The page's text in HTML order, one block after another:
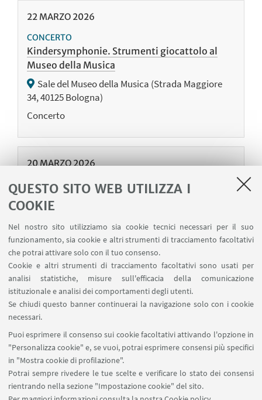
QUESTO SITO WEB UTILIZZA I
COOKIE
Nel nostro sito utilizziamo sia cookie tecnici necessari per il suo
funzionamento, sia cookie e altri strumenti di tracciamento facoltativi
che potrai attivare solo con il tuo consenso.
Cookie e altri strumenti di tracciamento facoltativi sono usati per
analisi statistiche, misure sull'efficacia della comunicazione
istituzionale e analisi dei comportamenti degli utenti.
Se chiudi questo banner continuerai la navigazione solo con i cookie
necessari.
Puoi esprimere il consenso sui cookie facoltativi attivando l'opzione in
"Personalizza cookie" e, se vuoi, potrai esprimere consensi più specifici
in "Mostra cookie di profilazione".
Potrai sempre rivedere le tue scelte e verificare lo stato dei consensi
rientrando nella sezione "Impostazione cookie" del sito.
22 MARZO 2026
CONCERTO
Kindersymphonie. Strumenti giocattolo al
Museo della Musica
Sale del Museo della Musica (Strada Maggiore
34, 40125 Bologna)
Concerto
20MARZO2026
PRESENTAZIONE
Presentazione del libro a cura di Francesca
Castellani, Jérôme Glicenstein e Francesca Zanella.
«
Precedenti
12
elementi Successivi
12
elementi
9 10 11 ... 124